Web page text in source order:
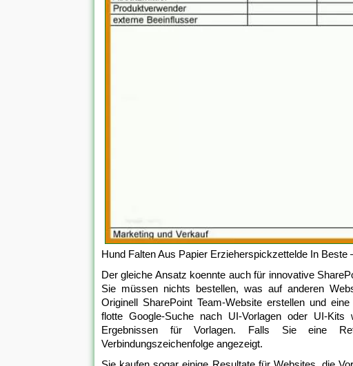
Hund Falten Aus Papier Erzieherspickzettelde In
Der gleiche Ansatz koennte auch für innovative
Sie müssen nichts bestellen, was auf anderen
Originell SharePoint Team-Website erstellen und
flotte Google-Suche nach UI-Vorlagen oder UI-
Ergebnissen für Vorlagen. Falls Sie eine
Verbindungszeichenfolge angezeigt.